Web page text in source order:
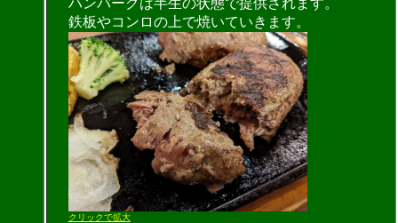
ハンバーグは半生の状態で提供されます。
鉄板やコンロの上で焼いていきます。
クリックで拡大